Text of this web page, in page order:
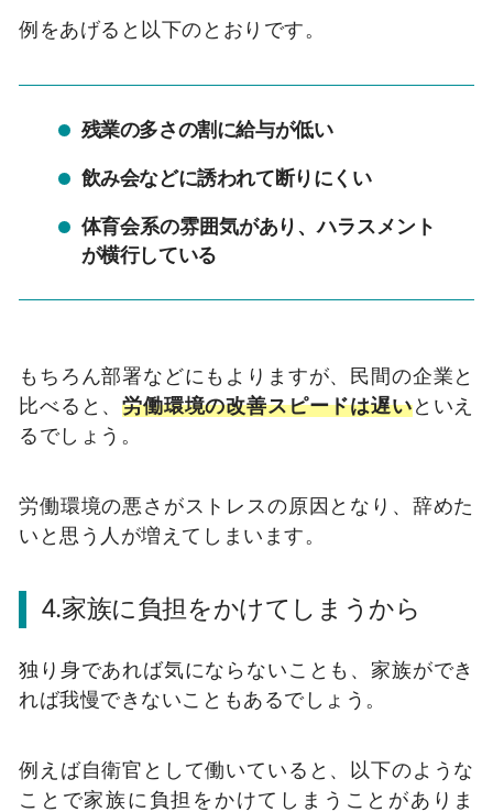
例をあげると以下のとおりです。
残業の多さの割に給与が低い
飲み会などに誘われて断りにくい
体育会系の雰囲気があり、ハラスメント
が横行している
もちろん部署などにもよりますが、民間の企業と
比べると、労働環境の改善スピードは遅いといえ
るでしょう。
労働環境の悪さがストレスの原因となり、辞めた
いと思う人が増えてしまいます。
4.家族に負担をかけてしまうから
独り身であれば気にならないことも、家族ができ
れば我慢できないこともあるでしょう。
例えば自衛官として働いていると、以下のような
ことで家族に負担をかけてしまうことがありま